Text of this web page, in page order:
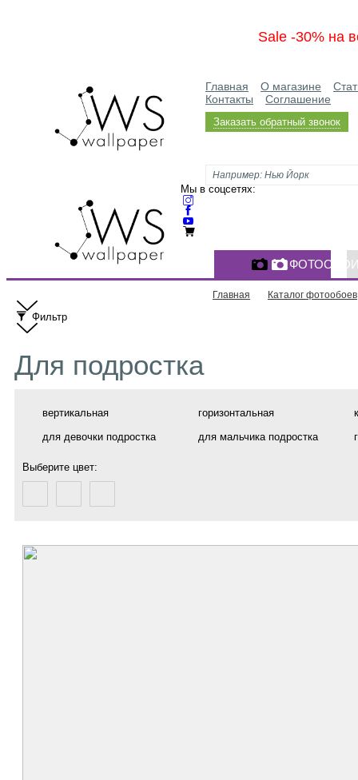
Sale -30% на
Главная О магазине
Контакты
Соглашение
Заказать обратный звонок
Мы в соцсетях:
Главная Каталог фотообоев
Фильтр
Для подростка
вертикальная горизонтальная
для девочки подростка
для мальчика подростка
Выберите цвет: